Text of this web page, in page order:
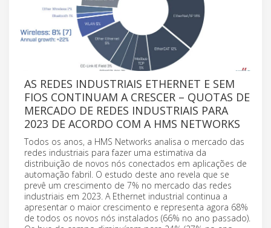
AS REDES INDUSTRIAIS ETHERNET E SEM
FIOS CONTINUAM A CRESCER – QUOTAS DE
MERCADO DE REDES INDUSTRIAIS PARA
2023 DE ACORDO COM A HMS NETWORKS
Todos os anos, a HMS Networks analisa o mercado das
redes industriais para fazer uma estimativa da
distribuição de novos nós conectados em aplicações de
automação fabril. O estudo deste ano revela que se
prevê um crescimento de 7% no mercado das redes
industriais em 2023. A Ethernet industrial continua a
apresentar o maior crescimento e representa agora 68%
de todos os novos nós instalados (66% no ano passado).